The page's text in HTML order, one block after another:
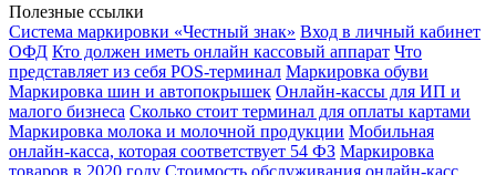
Полезные ссылки
Система маркировки «Честный знак» Вход в личный кабинет
ОФД Кто должен иметь онлайн кассовый аппарат Что
представляет из себя POS-терминал Маркировка обуви
Маркировка шин и автопокрышек Онлайн-кассы для ИП и
малого бизнеса Сколько стоит терминал для оплаты картами
Маркировка молока и молочной продукции Мобильная
онлайн-касса, которая соответствует 54 ФЗ Маркировка
товаров в 2020 году Стоимость обслуживания онлайн-касс